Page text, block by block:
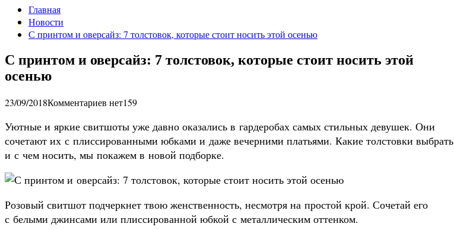
Главная
Новости
С принтом и оверсайз: 7 толстовок, которые стоит носить этой осенью
С принтом и оверсайз: 7 толстовок, которые стоит носить этой
осенью
23/09/2018Комментариев нет159
Уютные и яркие свитшоты уже давно оказались в гардеробах самых стильных девушек. Они
сочетают их с плиссированными юбками и даже вечерними платьями. Какие толстовки выбрать
и с чем носить, мы покажем в новой подборке.
Розовый свитшот подчеркнет твою женственность, несмотря на простой крой. Сочетай его
с белыми джинсами или плиссированной юбкой с металлическим оттенком.